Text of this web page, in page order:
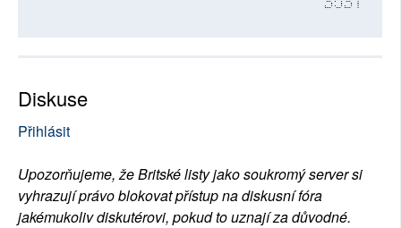
3537
Diskuse
Přihlásit
Upozorňujeme, že Britské listy jako soukromý server si
vyhrazují právo blokovat přístup na diskusní fóra
jakémukoliv diskutérovi, pokud to uznají za důvodné.